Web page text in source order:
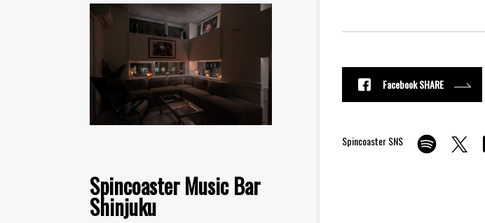
Spincoaster Music Bar
Shinjuku
Facebook SHARE
Spincoaster SNS